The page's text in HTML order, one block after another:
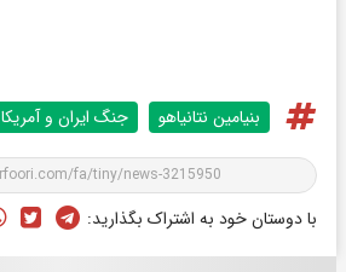
بنیامین نتانیاهو جنگ ایران و آمریکا
با دوستان خود به اشتراک بگذارید: